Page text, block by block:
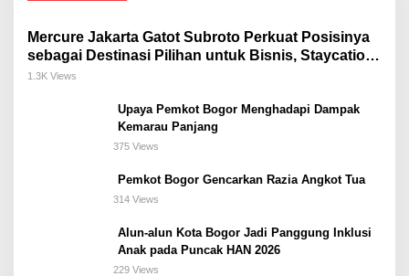
Mercure Jakarta Gatot Subroto Perkuat Posisinya
sebagai Destinasi Pilihan untuk Bisnis, Staycation,
Meeting, dan Kuliner di Jakarta Selatan
1.3K Views
Upaya Pemkot Bogor Menghadapi Dampak
Kemarau Panjang
375 Views
Pemkot Bogor Gencarkan Razia Angkot Tua
314 Views
Alun-alun Kota Bogor Jadi Panggung Inklusi
Anak pada Puncak HAN 2026
229 Views